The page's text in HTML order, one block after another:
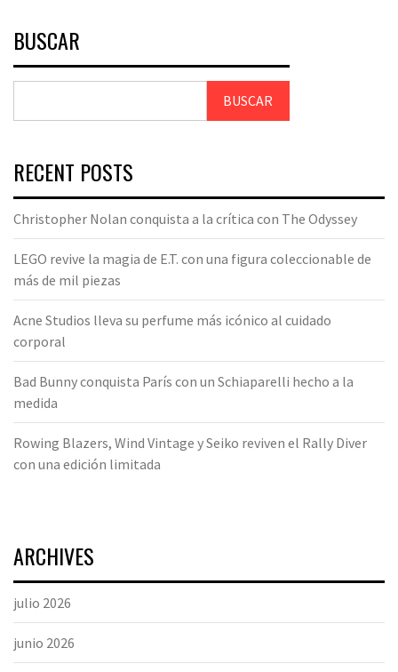
BUSCAR
BUSCAR
RECENT POSTS
Christopher Nolan conquista a la crítica con The Odyssey
LEGO revive la magia de E.T. con una figura coleccionable de
más de mil piezas
Acne Studios lleva su perfume más icónico al cuidado
corporal
Bad Bunny conquista París con un Schiaparelli hecho a la
medida
Rowing Blazers, Wind Vintage y Seiko reviven el Rally Diver
con una edición limitada
ARCHIVES
julio 2026
junio 2026